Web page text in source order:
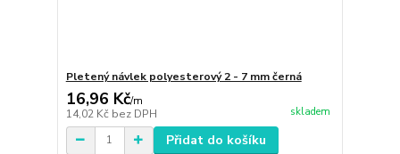
Pletený návlek polyesterový 2 - 7 mm černá
16,96 Kč/m
14,02 Kč bez DPH skladem
Přidat do košíku